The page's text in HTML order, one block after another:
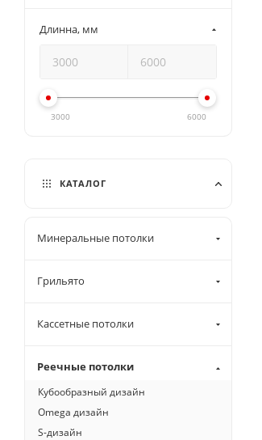
Длинна, мм
3000 6000
КАТАЛОГ
Минеральные потолки
Грильято
Кассетные потолки
Реечные потолки
Кубообразный дизайн
Omega дизайн
S-дизайн